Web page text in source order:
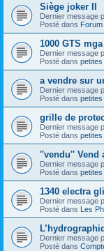
Siège joker II
Dernier message
Posté dans
1000 GTS
Dernier message
Posté dans
a vendre sur
Dernier message
Posté dans
grille de
Dernier message
Posté dans
''vendu'' Vend
Dernier message
Posté dans
1340 electra
Dernier message
Posté dans Les
Dernier message
Posté dans